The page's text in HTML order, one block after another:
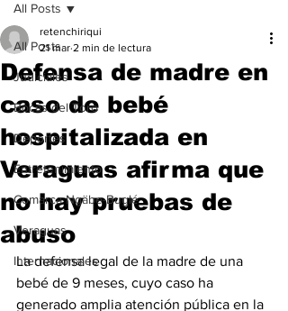
All Posts
Judiciales
Bocas del Toro
Deportes
Entretenimiento
Comarca Ngäbe-Buglé
Veraguas
Internacionales
All Posts
Defensa de madre en
caso de bebé
hospitalizada en
Veraguas afirma que
no hay pruebas de
abuso
retenchiriqui
21 mar 2 min de lectura
La defensa legal de la madre de una
bebé de 9 meses, cuyo caso ha
generado amplia atención pública en la